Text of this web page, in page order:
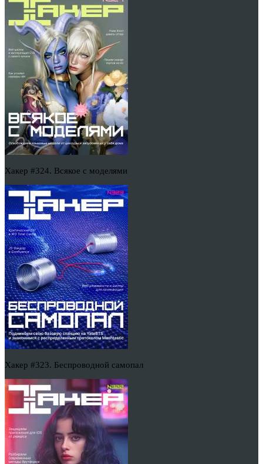
Хакер #324. Всякое с моделями
Хакер #323. Беспроводной самопал